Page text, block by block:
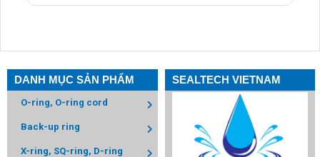
DANH MỤC SẢN PHẨM
O-ring, O-ring cord
Back-up ring
X-ring, SQ-ring, D-ring
SEALTECH VIETNAM